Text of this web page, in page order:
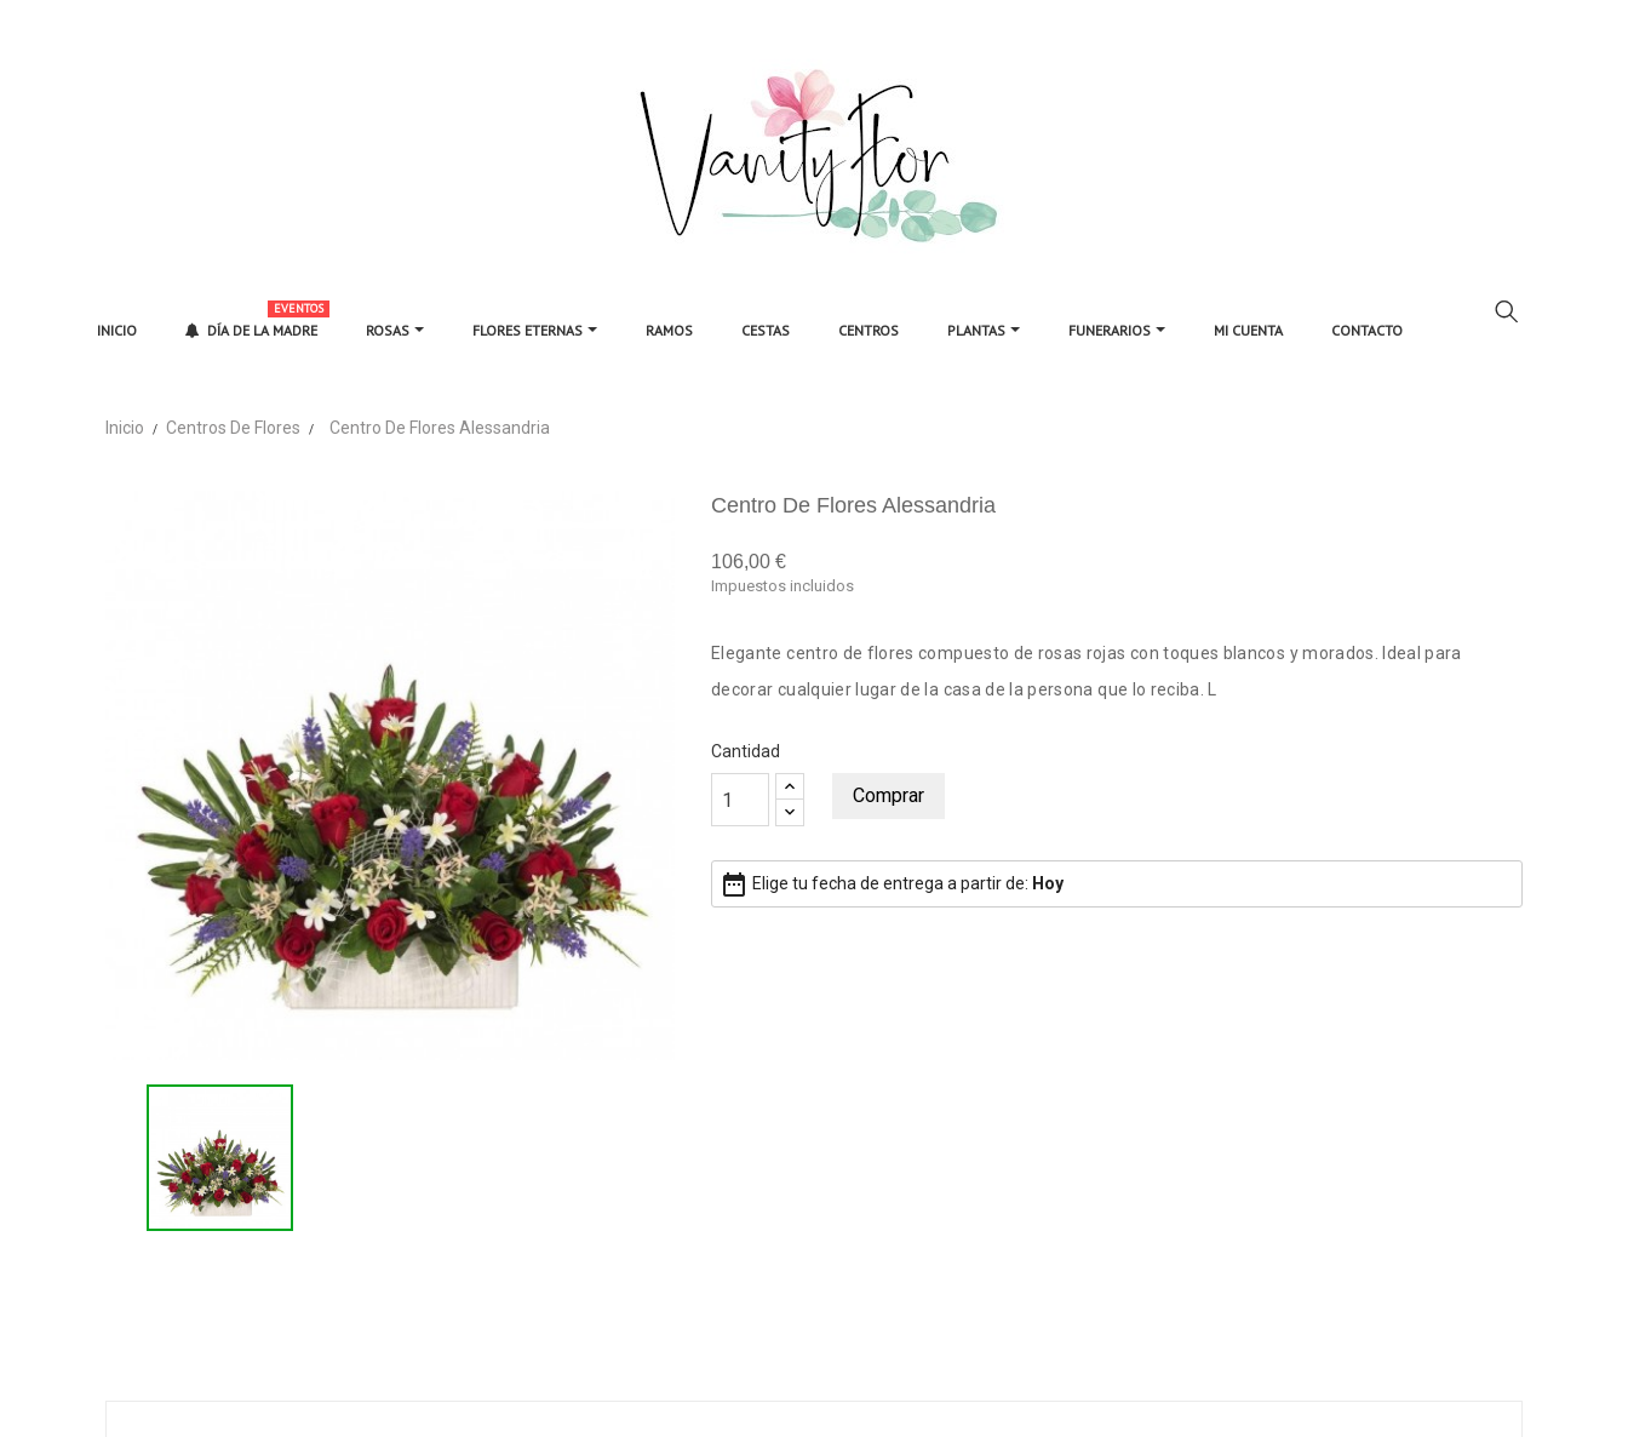
INICIO DÍA DE LA MADRE
EVENTOS
ROSAS FLORES ETERNAS RAMOS CESTAS CENTROS PLANTAS FUNERARIOS MI CUENTA CONTACTO
Inicio Centros De Flores Centro De Flores Alessandria
Centro De Flores Alessandria
106,00 €
Impuestos incluidos
Elegante centro de flores compuesto de rosas rojas con toques blancos y morados. Ideal para
decorar cualquier lugar de la casa de la persona que lo reciba. L
Cantidad
Comprar
date_range Elige tu fecha de entrega a partir de: Hoy